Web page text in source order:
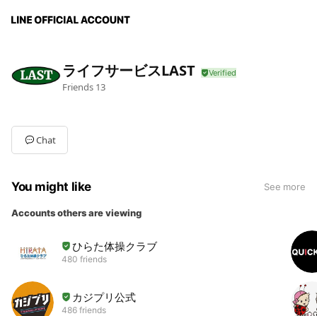
ライフサービスLAST
Friends 13
Chat
You might like See more
Accounts others are viewing
ひらた体操クラブ
480 friends
カジプリ公式
486 friends